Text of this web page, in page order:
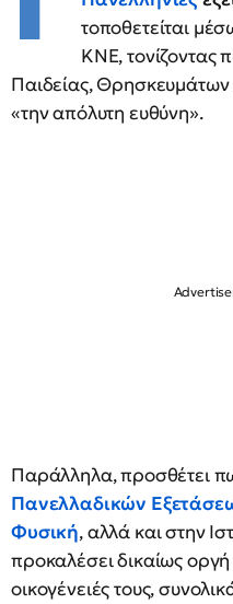
τοποθετείται
ΚΝΕ, τονίζοντας
Παιδείας, Θρησκευμάτων
«την απόλυτη ευθύνη».
Παράλληλα, προσθέτει
Πανελλαδικών
Φυσική, αλλά και στην
προκαλέσει δικαίως οργή
οικογένειές τους,